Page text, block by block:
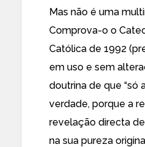
Mas não é uma
Comprova-o o
Católica de 1992
em uso e sem
doutrina de que “só
verdade, porque a
revelação directa
na sua pureza